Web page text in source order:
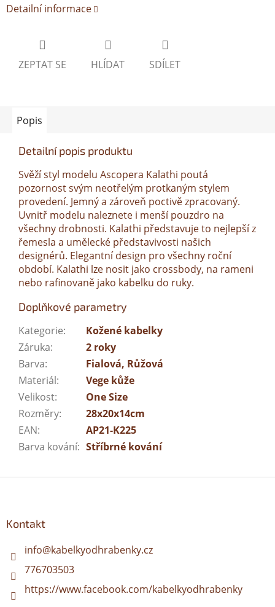
Detailní informace
ZEPTAT SE HLÍDAT SDÍLET
Popis
Detailní popis produktu
Svěží styl modelu Ascopera Kalathi poutá
pozornost svým neotřelým protkaným stylem
provedení. Jemný a zároveň poctivě zpracovaný.
Uvnitř modelu naleznete i menší pouzdro na
všechny drobnosti. Kalathi představuje to nejlepší z
řemesla a umělecké představivosti našich
designérů. Elegantní design pro všechny roční
období. Kalathi lze nosit jako crossbody, na rameni
nebo rafinovaně jako kabelku do ruky.
Doplňkové parametry
Kategorie:
Kožené kabelky
Záruka:
2 roky
Barva:
Fialová, Růžová
Materiál:
Vege kůže
Velikost:
One Size
Rozměry:
28x20x14cm
EAN:
AP21-K225
Barva kování: Stříbrné kování
Kontakt
info@kabelkyodhrabenky.cz
776703503
https://www.facebook.com/kabelkyodhrabenky